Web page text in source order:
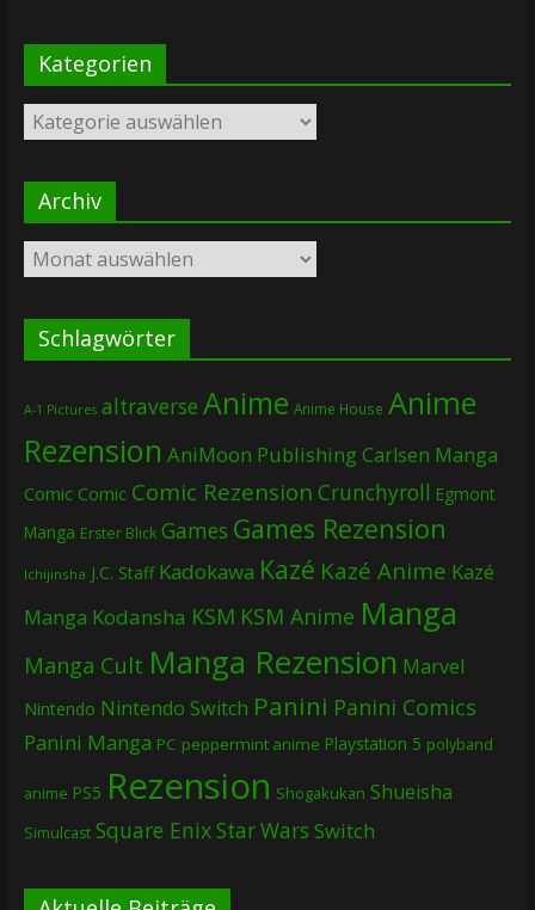
Kategorien
Kategorien
Archiv
Archiv
Schlagwörter
A-1 Pictures altraverse Anime Anime House Anime
Rezension AniMoon PublishingCarlsen Manga
Comic Comic Comic Rezension Crunchyroll Egmont
Manga Erster Blick Games Games Rezension
Ichijinsha J.C. Staff Kadokawa Kazé Kazé Anime Kazé
Manga Kodansha KSM KSM Anime Manga
Manga Cult Manga Rezension Marvel
Nintendo Nintendo Switch Panini Panini Comics
Panini Manga PC peppermint anime Playstation 5 polyband
anime PS5 Rezension Shogakukan Shueisha
Simulcast Square EnixStar Wars Switch